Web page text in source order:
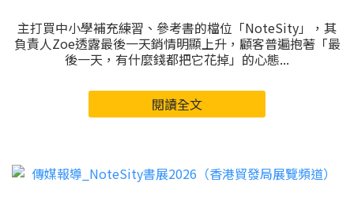
主打買中小學補充練習、參考書的檔位「NoteSity」，其
負責人Zoe透露最後一天銷情明顯上升，顧客普遍抱著「最
後一天，有什麼錢都把它花掉」的心態...
閱讀全文